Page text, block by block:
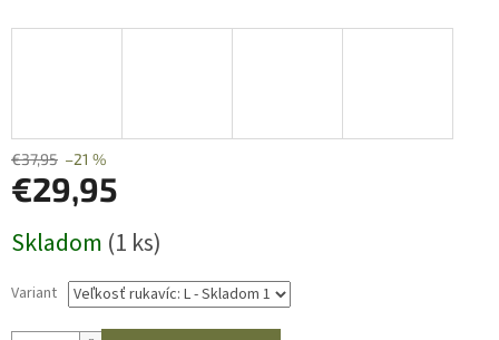
€37,95 –21 %
€29,95
cena:
Skladom (1 ks)
Variant